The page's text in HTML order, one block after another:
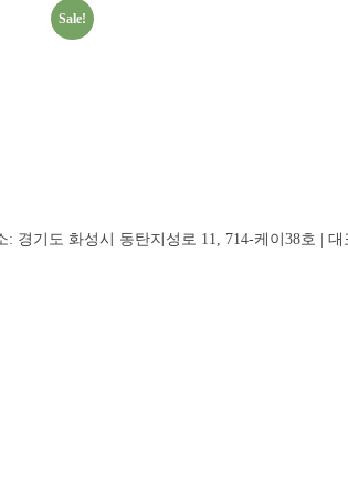
Sale!
기도 화성시 동탄지성로 11, 714-케이38호 | 대